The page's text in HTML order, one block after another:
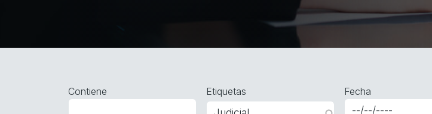
Contiene Etiquetas Fecha